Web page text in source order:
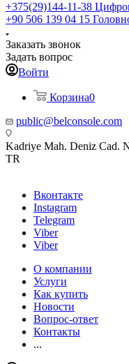
+375(29)144-11-38
+90 506 139 04 15
Заказать звонок
Задать вопрос
Войти
Корзина0
public@belconsole.com
Kadriye Mah. Deniz Cad.
TR
Вконтакте
Instagram
Telegram
Viber
Viber
О компании
Услуги
Как купить
Новости
Вопрос-ответ
Контакты
...